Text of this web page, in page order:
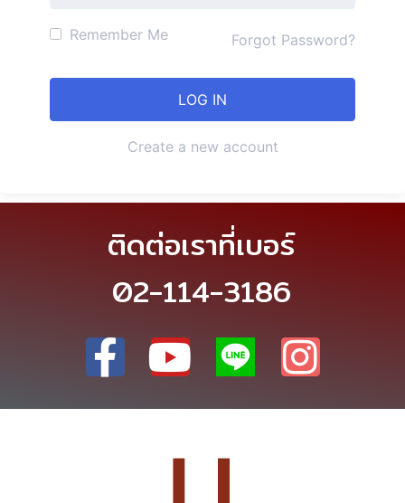
Remember Me Forgot Password?
Create a new account
ติดต่อเราที่เบอร์
02-114-3186